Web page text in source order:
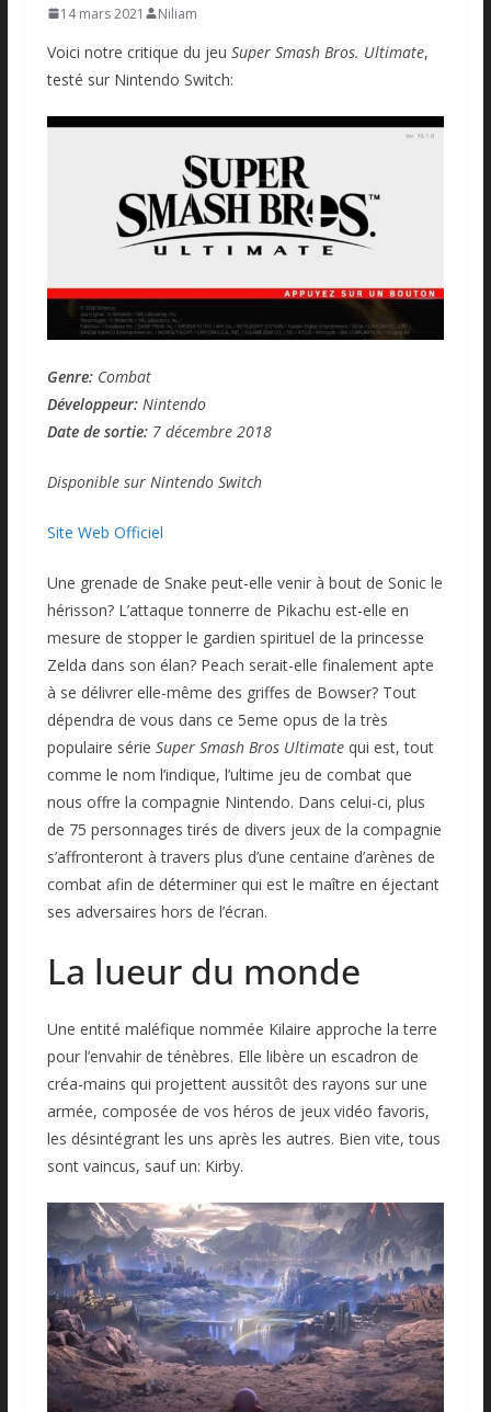
14 mars 2021 Niliam
Voici notre critique du jeu Super Smash Bros. Ultimate,
testé sur Nintendo Switch:
Genre: Combat
Développeur: Nintendo
Date de sortie: 7 décembre 2018
Disponible sur Nintendo Switch
Site Web Officiel
Une grenade de Snake peut-elle venir à bout de Sonic le
hérisson? L’attaque tonnerre de Pikachu est-elle en
mesure de stopper le gardien spirituel de la princesse
Zelda dans son élan? Peach serait-elle finalement apte
à se délivrer elle-même des griffes de Bowser? Tout
dépendra de vous dans ce 5eme opus de la très
populaire série Super Smash Bros Ultimatequi est, tout
comme le nom l’indique, l’ultime jeu de combat que
nous offre la compagnie Nintendo. Dans celui-ci, plus
de 75 personnages tirés de divers jeux de la compagnie
s’affronteront à travers plus d’une centaine d’arènes de
combat afin de déterminer qui est le maître en éjectant
ses adversaires hors de l’écran.
La lueur du monde
Une entité maléfique nommée Kilaire approche la terre
pour l’envahir de ténèbres. Elle libère un escadron de
créa-mains qui projettent aussitôt des rayons sur une
armée, composée de vos héros de jeux vidéo favoris,
les désintégrant les uns après les autres. Bien vite, tous
sont vaincus, sauf un: Kirby.